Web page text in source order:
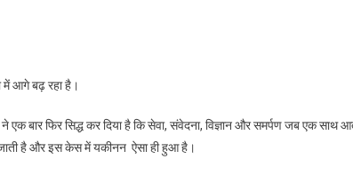
में आगे बढ़ रहा है।
बार फिर सिद्ध कर दिया है कि सेवा, संवेदना, विज्ञान और समर्पण जब एक साथ
जाती है और इस केस में यकीनन ऐसा ही हुआ है।